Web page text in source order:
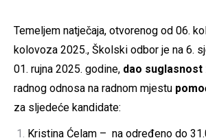
Temeljem natječaja, otvorenog od 06.
kolovoza 2025., Školski odbor je na 6.
01. rujna 2025. godine, dao suglasnost
radnog odnosa na radnom mjestu
za sljedeće kandidate:
Kristina Ćelam – na određeno do